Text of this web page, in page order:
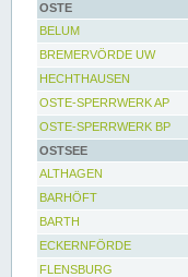
OSTE
BELUM
BREMERVÖRDE UW
HECHTHAUSEN
OSTE-SPERRWERK AP
OSTE-SPERRWERK BP
OSTSEE
ALTHAGEN
BARHÖFT
BARTH
ECKERNFÖRDE
FLENSBURG